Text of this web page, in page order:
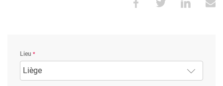
Lieu
Liège